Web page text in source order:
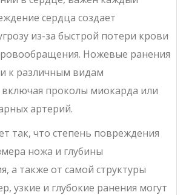
сердца создает
из-за быстрой потери крови
Ножевые ранения
к различным видам
проколы миокарда или
артерий.
так, что степень повреждения
ножа и глубины
а также от самой структуры
узкие и глубокие ранения могут